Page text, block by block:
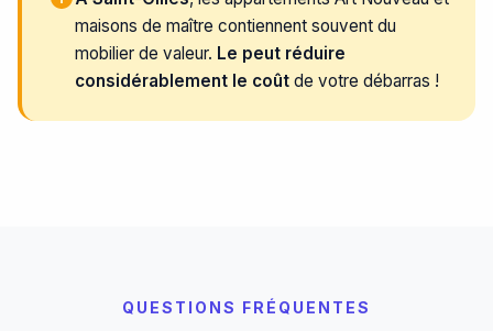
maisons de maître contiennent souvent du
mobilier de valeur. Le peut réduire
considérablement le coût de votre débarras !
QUESTIONS FRÉQUENTES